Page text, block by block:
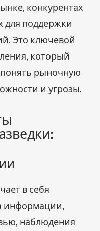
конкурентах
для поддержки
Это ключевой
который
рыночную
и угрозы.
в себя
информации,
наблюдения